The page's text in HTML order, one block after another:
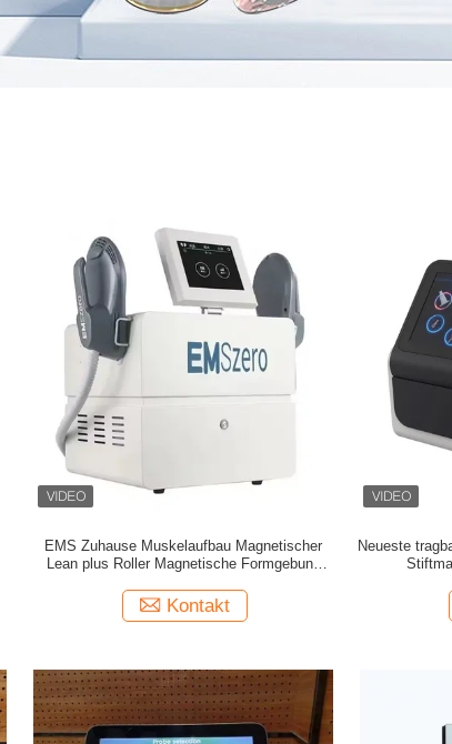
EMS Zuhause Muskelaufbau Magnetischer
Lean plus Roller Magnetische Formgebung
Körperverstärkung Hautverbrennung
Kontakt
Neueste